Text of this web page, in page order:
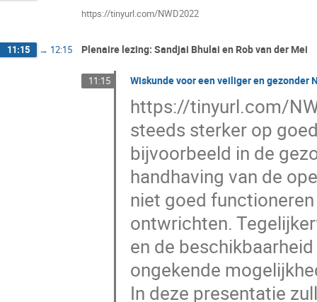
https://tinyurl.com/NWD2022
11:15 → 12:15 Plenaire lezing: Sandjai Bhulai en Rob van der Mei
11:15 Wiskunde voor een veiliger en gezonder
https://tinyurl.com/
steeds sterker op
bijvoorbeeld in de
handhaving van de
niet goed
ontwrichten.
en de
ongekende
In deze presentatie